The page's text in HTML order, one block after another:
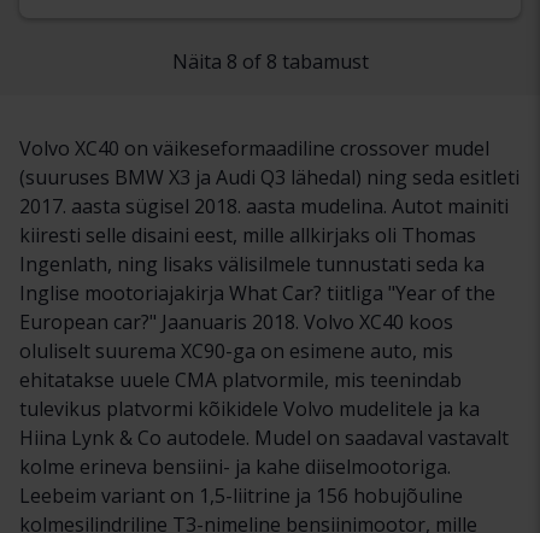
Näita 8 of 8 tabamust
Volvo XC40 on väikeseformaadiline crossover mudel
(suuruses BMW X3 ja Audi Q3 lähedal) ning seda esitleti
2017. aasta sügisel 2018. aasta mudelina. Autot mainiti
kiiresti selle disaini eest, mille allkirjaks oli Thomas
Ingenlath, ning lisaks välisilmele tunnustati seda ka
Inglise mootoriajakirja What Car? tiitliga "Year of the
European car?" Jaanuaris 2018. Volvo XC40 koos
oluliselt suurema XC90-ga on esimene auto, mis
ehitatakse uuele CMA platvormile, mis teenindab
tulevikus platvormi kõikidele Volvo mudelitele ja ka
Hiina Lynk & Co autodele. Mudel on saadaval vastavalt
kolme erineva bensiini- ja kahe diiselmootoriga.
Leebeim variant on 1,5-liitrine ja 156 hobujõuline
kolmesilindriline T3-nimeline bensiinimootor, mille